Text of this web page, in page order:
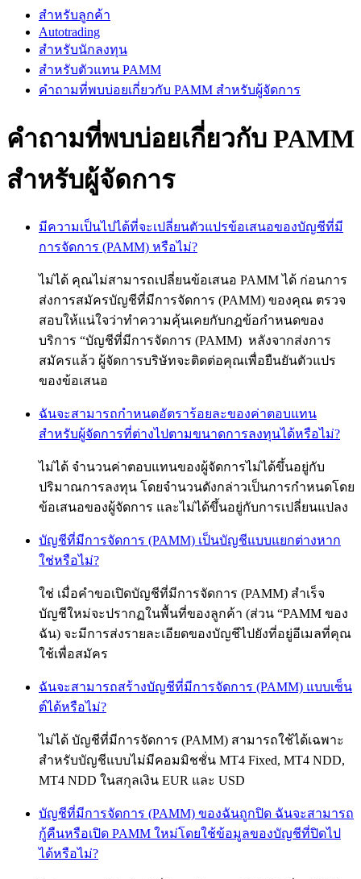
สำหรับลูกค้า
Autotrading
สำหรับนักลงทุน
สำหรับตัวแทน PAMM
คำถามที่พบบ่อยเกี่ยวกับ PAMM สำหรับผู้จัดการ
คำถามที่พบบ่อยเกี่ยวกับ PAMM
สำหรับผู้จัดการ
มีความเป็นไปได้ที่จะเปลี่ยนตัวแปรข้อเสนอของบัญชีที่มี
การจัดการ (PAMM) หรือไม่?
ไม่ได้ คุณไม่สามารถเปลี่ยนข้อเสนอ PAMM ได้ ก่อนการ
ส่งการสมัครบัญชีที่มีการจัดการ (PAMM) ของคุณ ตรวจ
สอบให้แน่ใจว่าทำความคุ้นเคยกับกฎข้อกำหนดของ
บริการ “บัญชีที่มีการจัดการ (PAMM) หลังจากส่งการ
สมัครแล้ว ผู้จัดการบริษัทจะติดต่อคุณเพื่อยืนยันตัวแปร
ของข้อเสนอ
ฉันจะสามารถกำหนดอัตราร้อยละของค่าตอบแทน
สำหรับผู้จัดการที่ต่างไปตามขนาดการลงทุนได้หรือไม่?
ไม่ได้ จำนวนค่าตอบแทนของผู้จัดการไม่ได้ขึ้นอยู่กับ
ปริมาณการลงทุน โดยจำนวนดังกล่าวเป็นการกำหนดโดย
ข้อเสนอของผู้จัดการ และไม่ได้ขึ้นอยู่กับการเปลี่ยนแปลง
บัญชีที่มีการจัดการ (PAMM) เป็นบัญชีแบบแยกต่างหาก
ใช่หรือไม่?
ใช่ เมื่อคำขอเปิดบัญชีที่มีการจัดการ (PAMM) สำเร็จ
บัญชีใหม่จะปรากฏในพื้นที่ของลูกค้า (ส่วน “PAMM ของ
ฉัน) จะมีการส่งรายละเอียดของบัญชีไปยังที่อยู่อีเมลที่คุณ
ใช้เพื่อสมัคร
ฉันจะสามารถสร้างบัญชีที่มีการจัดการ (PAMM) แบบเซ็น
ต์ได้หรือไม่?
ไม่ได้ บัญชีที่มีการจัดการ (PAMM) สามารถใช้ได้เฉพาะ
สำหรับบัญชีแบบไม่มีคอมมิชชั่น MT4 Fixed, MT4 NDD,
MT4 NDD ในสกุลเงิน EUR และ USD
บัญชีที่มีการจัดการ (PAMM) ของฉันถูกปิด ฉันจะสามารถ
กู้คืนหรือเปิด PAMM ใหม่โดยใช้ข้อมูลของบัญชีที่ปิดไป
ได้หรือไม่?